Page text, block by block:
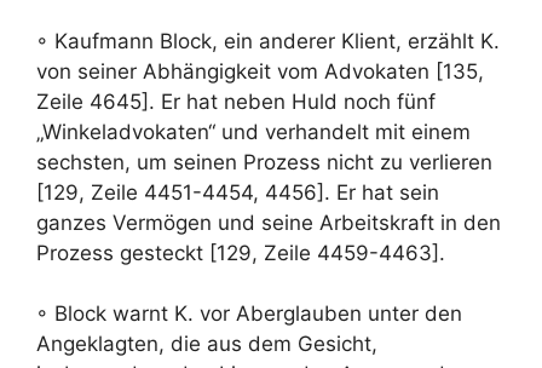
◦ Kaufmann Block, ein anderer Klient, erzählt K.
von seiner Abhängigkeit vom Advokaten [135,
Zeile 4645]. Er hat neben Huld noch fünf
„Winkeladvokaten“ und verhandelt mit einem
sechsten, um seinen Prozess nicht zu verlieren
[129, Zeile 4451-4454, 4456]. Er hat sein
ganzes Vermögen und seine Arbeitskraft in den
Prozess gesteckt [129, Zeile 4459-4463].
◦ Block warnt K. vor Aberglauben unter den
Angeklagten, die aus dem Gesicht,